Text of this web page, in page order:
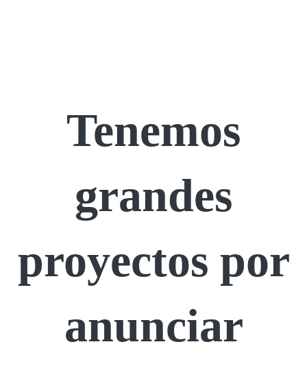
Tenemos
grandes
proyectos por
anunciar